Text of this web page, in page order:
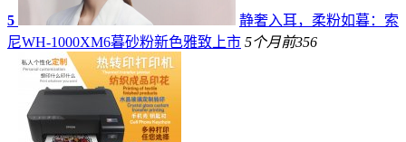
5
静奢入耳，柔粉如暮：索
尼WH-1000XM6暮砂粉新色雅致上市 5个月前356